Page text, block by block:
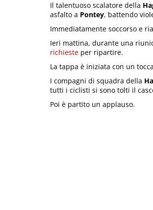
Il talentuoso scalatore della
asfalto a Pontey, battendo
Immediatamente soccorso e
Ieri mattina, durante una
richieste per ripartire.
La tappa è iniziata con un
I compagni di squadra della
tutti i ciclisti si sono tolti il
Poi è partito un applauso.